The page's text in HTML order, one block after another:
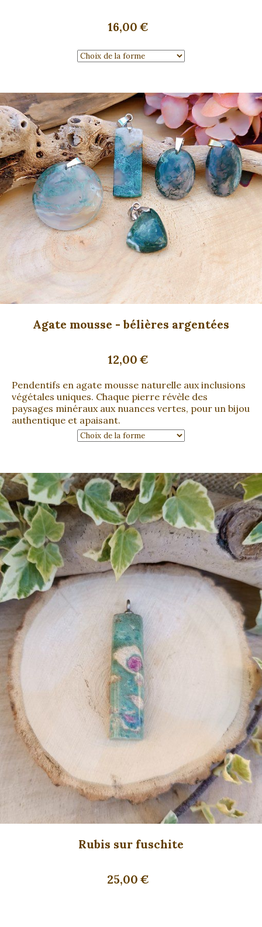
16,00 €
Agate mousse - bélières argentées
12,00 €
Pendentifs en agate mousse naturelle aux inclusions
végétales uniques. Chaque pierre révèle des
paysages minéraux aux nuances vertes, pour un bijou
authentique et apaisant.
Rubis sur fuschite
25,00 €